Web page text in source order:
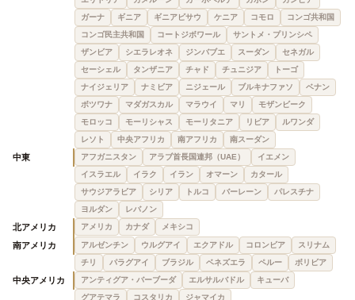
ガーナ
ギニア ギニアビサウ ケニア コモロ
コンゴ共和国
コンゴ民主共和国
コートジボワール
サントメ・プリンシペ
ザンビア
シエラレオネ ジンバブエ スーダン
セネガル
セーシェル
タンザニア チャド チュニジア
トーゴ
ナイジェリア
ナミビア ニジェール ブルキナファソ
ベナン
ボツワナ
マダガスカル マラウイ マリ
モザンビーク
モロッコ
モーリシャス モーリタニア リビア
ルワンダ
レソト
中央アフリカ 南アフリカ 南スーダン
中東 アフガニスタン アラブ首長国連邦（UAE）
イエメン
イスラエル
イラク イラン オマーン
カタール
サウジアラビア
シリア トルコ バーレーン
パレスチナ
ヨルダン
レバノン
北アメリカ アメリカ カナダ メキシコ
南アメリカ アルゼンチン ウルグアイ エクアドル コロンビア
スリナム
チリ
パラグアイ ブラジル ベネズエラ ペルー ボリビア
中央アメリカ アンティグア・バーブーダ エルサルバドル
キューバ
グアテマラ
コスタリカ ジャマイカ